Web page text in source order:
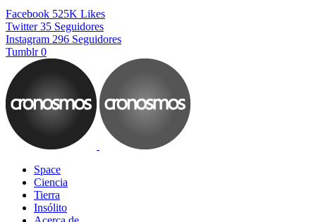
Facebook 525K Likes
Twitter 35 Seguidores
Instagram 296 Seguidores
Tumblr 0
Space
Ciencia
Tierra
Insólito